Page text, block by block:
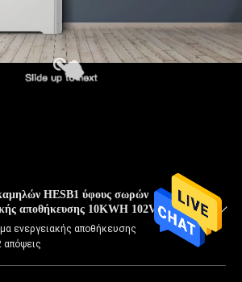
HESB1 ύφους σωρών
αποθήκευσης 10KWH 102V
ενεργειακής αποθήκευσης
απόψεις